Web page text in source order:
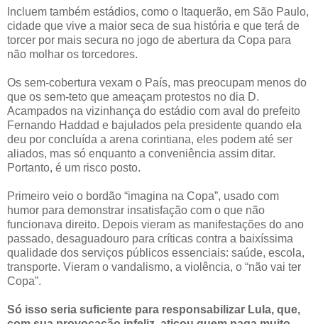
Incluem também estádios, como o Itaquerão, em São Paulo,
cidade que vive a maior seca de sua história e que terá de
torcer por mais secura no jogo de abertura da Copa para
não molhar os torcedores.
Os sem-cobertura vexam o País, mas preocupam menos do
que os sem-teto que ameaçam protestos no dia D.
Acampados na vizinhança do estádio com aval do prefeito
Fernando Haddad e bajulados pela presidente quando ela
deu por concluída a arena corintiana, eles podem até ser
aliados, mas só enquanto a conveniência assim ditar.
Portanto, é um risco posto.
Primeiro veio o bordão “imagina na Copa”, usado com
humor para demonstrar insatisfação com o que não
funcionava direito. Depois vieram as manifestações do ano
passado, desaguadouro para críticas contra a baixíssima
qualidade dos serviços públicos essenciais: saúde, escola,
transporte. Vieram o vandalismo, a violência, o “não vai ter
Copa”.
Só isso seria suficiente para responsabilizar Lula, que,